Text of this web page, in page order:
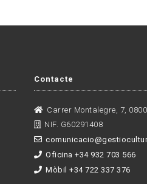
Contacte
Carrer Montalegre, 7,
NIF. G60291408
Oficina +34 932 703 566
Mòbil +34 722 337 376